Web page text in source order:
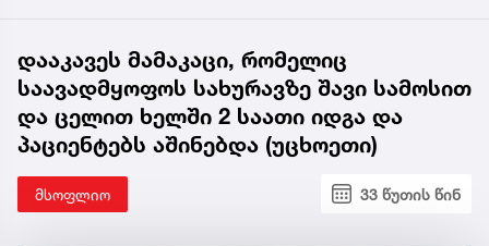
დააკავეს მამაკაცი, რომელიც
საავადმყოფოს სახურავზე შავი სამოსით
და ცელით ხელში 2 საათი იდგა და
პაციენტებს აშინებდა (უცხოეთი)
მსოფლიო 33 წუთის წინ